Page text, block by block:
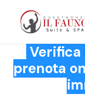
prenota